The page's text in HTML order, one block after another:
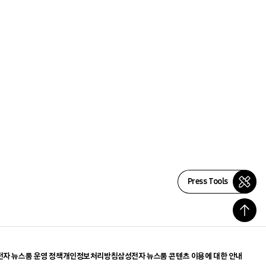
Press Tools
자 뉴스룸 운영 정책개인정보처리방침삼성전자 뉴스룸 콘텐츠 이용에 대한 안내